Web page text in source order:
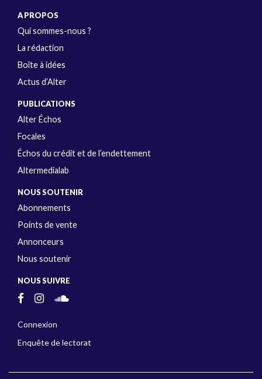
A PROPOS
Qui sommes-nous ?
La rédaction
Boîte à idées
Actus d’Alter
PUBLICATIONS
Alter Échos
Focales
Échos du crédit et de l’endettement
Altermedialab
NOUS SOUTENIR
Abonnements
Points de vente
Annonceurs
Nous soutenir
NOUS SUIVRE
Connexion
Enquête de lectorat